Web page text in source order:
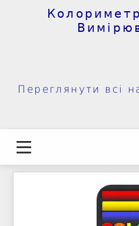
Колориметр
Переглянути всі